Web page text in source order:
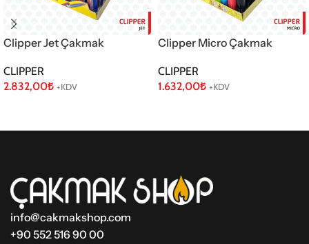
Clipper Jet Çakmak
CLIPPER
2.832,00₺ +KDV
Clipper Micro Çakmak
CLIPPER
1.632,00₺ +KDV
info@cakmakshop.com
+90 552 516 90 00